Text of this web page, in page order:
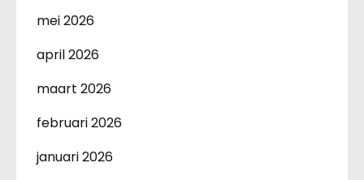
mei 2026
april 2026
maart 2026
februari 2026
januari 2026